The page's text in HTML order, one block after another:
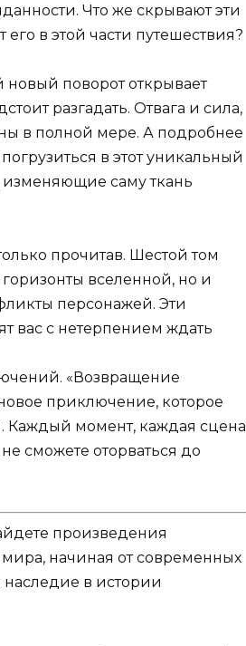
Что же скрывают эти
в этой части путешествия?
поворот открывает
разгадать. Отвага и сила,
в полной мере. А подробнее
в этот уникальный
изменяющие саму ткань
прочитав. Шестой том
вселенной, но и
персонажей. Эти
вас с нетерпением ждать
«Возвращение
приключение, которое
Каждый момент, каждая сцена
сможете оторваться до
произведения
начиная от современных
наследие в истории